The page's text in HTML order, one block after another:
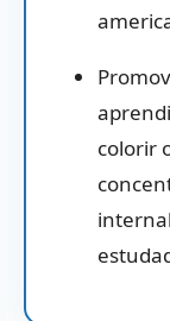
colorir